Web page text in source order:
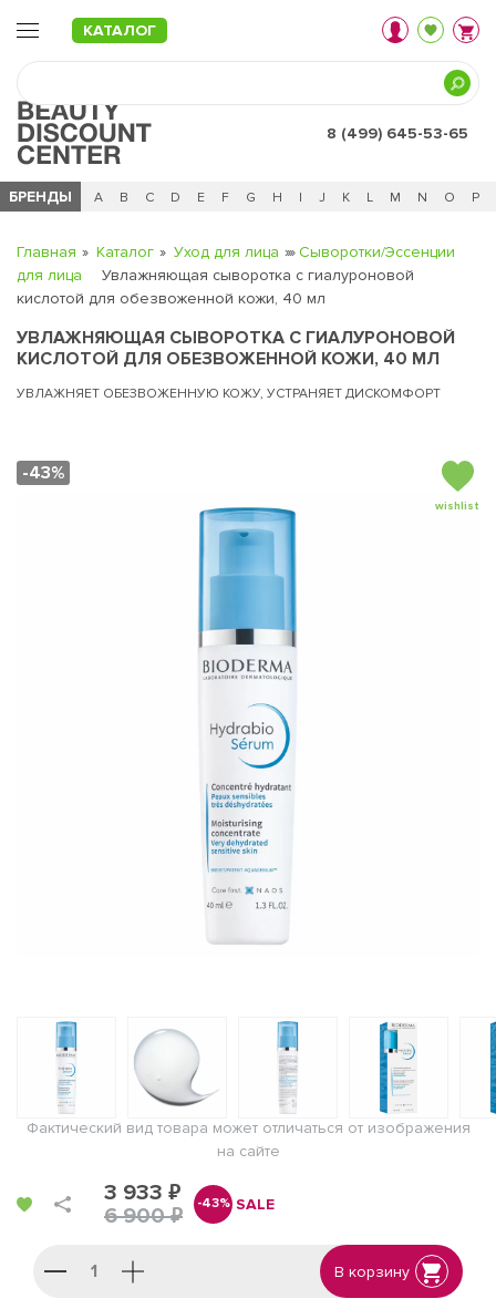
КАТАЛОГ
8 (499) 645-53-65
БРЕНДЫ
Ч 0 - 9 A B C D E F G H I J K L M N O P
Главная Каталог Уход для лица
Сыворотки/Эссенции
для лица
Увлажняющая сыворотка с гиалуроновой
кислотой для обезвоженной кожи, 40 мл
УВЛАЖНЯЮЩАЯ СЫВОРОТКА С ГИАЛУРОНОВОЙ
КИСЛОТОЙ ДЛЯ ОБЕЗВОЖЕННОЙ КОЖИ, 40 МЛ
УВЛАЖНЯЕТ ОБЕЗВОЖЕННУЮ КОЖУ, УСТРАНЯЕТ ДИСКОМФОРТ
-43%
wishlist
Фактический вид товара может отличаться от изображения
на сайте
3 933 ₽
6 900 ₽
-43% SALE
В корзину